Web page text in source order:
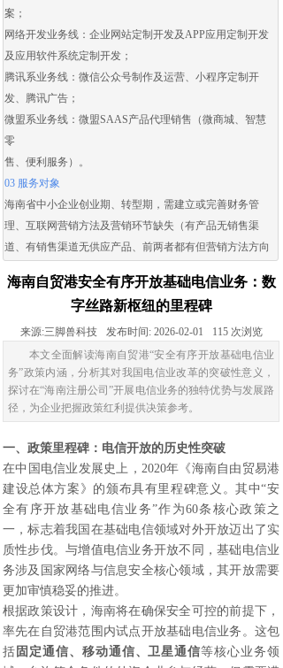
案；
网络开发业务线： 企业网站定制开发及APP应用定制开发
及应用软件系统定制开发 ；
腾讯系业务线：微信公众号制作及运营、 小程序定制开
发、腾讯广告；
微盟系业务线： 微盟SAAS产品代理销售（微商城、智慧
零
售、便利服务）。
03 服务对象
海南省中小企业创业期、转型期，需建立或完善财务管
理、互联网营销方法及营销环节缺失（有产品无销售渠
道、有销售渠道无供应产品、前两者都有但营销方法方向
海南自贸港安全有序开放基础电信业务：数
字丝路新枢纽的里程碑
来源:三脚兽科技 发布时间: 2026-02-01 115 次浏览
本文全面解读海南自贸港“安全有序开放基础电信业
务”政策内涵，分析其对我国电信业改革的突破性意义，
探讨在“海南注册公司”开展电信业务的独特优势与发展路
径，为企业把握政策红利提供决策参考。
一、政策里程碑：电信开放的历史性突破
在中国电信业发展史上，2020年《海南自由贸易港
建设总体方案》的颁布具有里程碑意义。其中“安
全有序开放基础电信业务”作为60条核心政策之
一，标志着我国在基础电信领域对外开放迈出了实
质性步伐。与增值电信业务开放不同，基础电信业
务涉及国家网络与信息安全核心领域，其开放需要
更加审慎稳妥的推进。
根据政策设计，海南将在确保安全可控的前提下，
率先在自贸港范围内试点开放基础电信业务。这包
括 固定通信、移动通信、卫星通信等核心业务领